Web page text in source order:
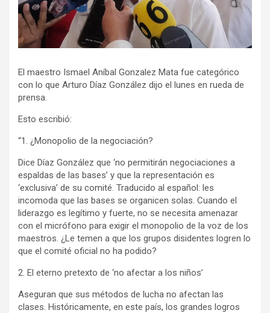
El maestro Ismael Aníbal Gonzalez Mata fue categórico
con lo que Arturo Díaz González dijo el lunes en rueda de
prensa.
Esto escribió:
“1. ¿Monopolio de la negociación?
Dice Díaz González que ‘no permitirán negociaciones a
espaldas de las bases’ y que la representación es
‘exclusiva’ de su comité. Traducido al español: les
incomoda que las bases se organicen solas. Cuando el
liderazgo es legítimo y fuerte, no se necesita amenazar
con el micrófono para exigir el monopolio de la voz de los
maestros. ¿Le temen a que los grupos disidentes logren lo
que el comité oficial no ha podido?
2. El eterno pretexto de ‘no afectar a los niños’
Aseguran que sus métodos de lucha no afectan las
clases. Históricamente, en este país, los grandes logros